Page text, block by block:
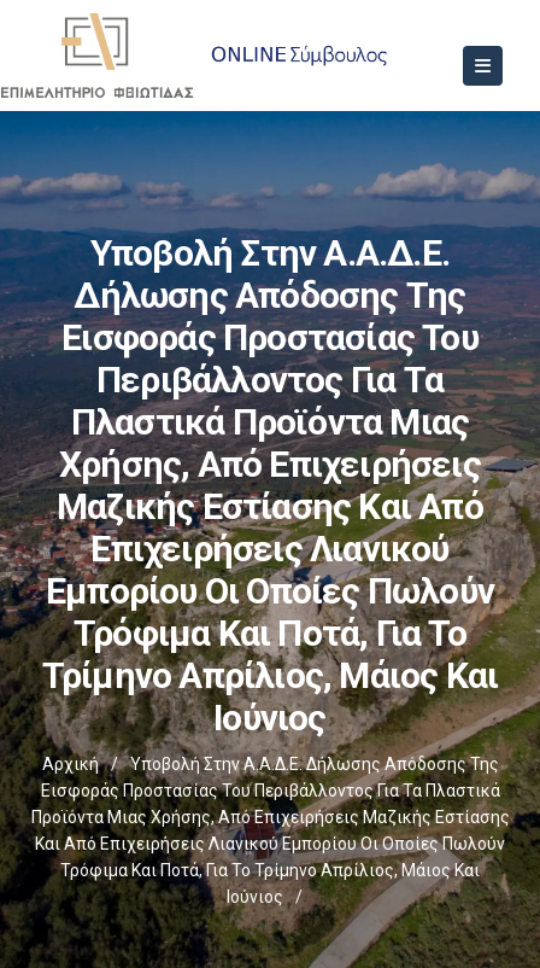
Υποβολή Στην Α.Α.Δ.Ε.
Δήλωσης Απόδοσης Της
Εισφοράς Προστασίας Του
Περιβάλλοντος Για Τα
Πλαστικά Προϊόντα Μιας
Χρήσης, Από Επιχειρήσεις
Μαζικής Εστίασης Και Από
Επιχειρήσεις Λιανικού
Εμπορίου Οι Οποίες Πωλούν
Τρόφιμα Και Ποτά, Για Το
Τρίμηνο Απρίλιος, Μάιος Και
Ιούνιος
Αρχική /
Υποβολή Στην Α.Α.Δ.Ε. Δήλωσης Απόδοσης Της
Εισφοράς Προστασίας Του Περιβάλλοντος Για Τα Πλαστικά
Προϊόντα Μιας Χρήσης, Από Επιχειρήσεις Μαζικής Εστίασης
Και Από Επιχειρήσεις Λιανικού Εμπορίου Οι Οποίες Πωλούν
Τρόφιμα Και Ποτά, Για Το Τρίμηνο Απρίλιος, Μάιος Και
Ιούνιος
/